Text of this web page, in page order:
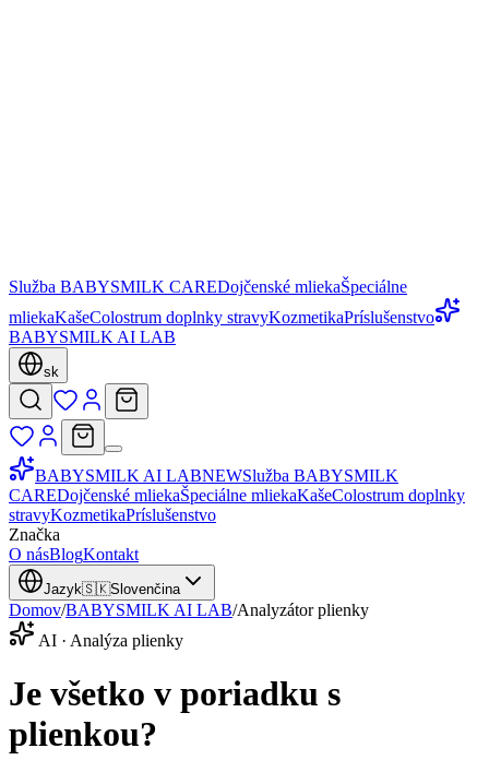
Služba BABYSMILK CAREDojčenské mliekaŠpeciálne
mliekaKašeColostrum doplnky stravyKozmetikaPríslušenstvo
BABYSMILK AI LAB
sk
BABYSMILK AI LABNEWSlužba BABYSMILK
CAREDojčenské mliekaŠpeciálne mliekaKašeColostrum doplnky
stravyKozmetikaPríslušenstvo
Značka
O násBlogKontakt
Jazyk🇸🇰Slovenčina
Domov/BABYSMILK AI LAB/Analyzátor plienky
AI · Analýza plienky
Je všetko v poriadku s
plienkou?